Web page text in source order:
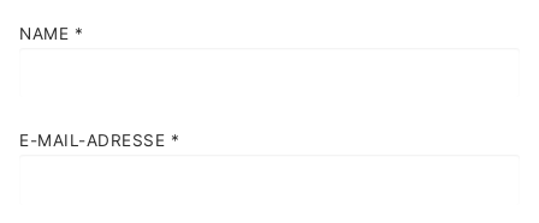
NAME *
E-MAIL-ADRESSE *